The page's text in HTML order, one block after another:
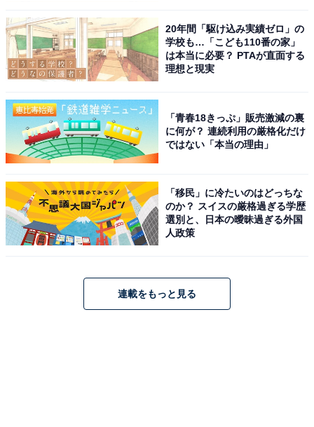
20年間「駆け込み実績ゼロ」の
学校も…「こども110番の家」
は本当に必要？ PTAが直面する
理想と現実
「青春18きっぷ」販売激減の裏
に何が？ 連続利用の厳格化だけ
ではない「本当の理由」
「移民」に冷たいのはどっちな
のか？ スイスの厳格過ぎる学歴
選別と、日本の曖昧過ぎる外国
人政策
連載をもっと見る